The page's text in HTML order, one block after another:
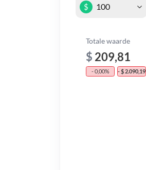
$
Totale waarde
$ 209,81
- 0,00% - $ 2.090,19